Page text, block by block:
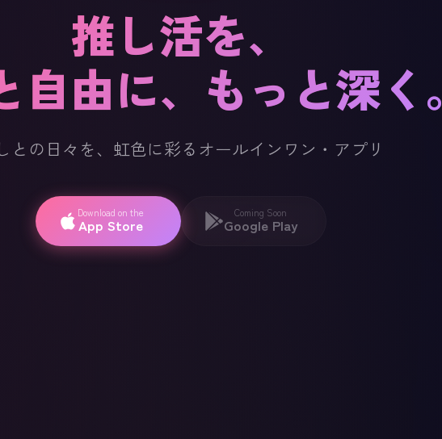
推し活を、
自由に、もっと深く。
との日々を、虹色に彩るオールインワン・アプリ
Download on the
App Store
Coming Soon
Google Play